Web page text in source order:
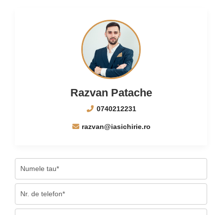
Razvan Patache
0740212231
razvan@iasichirie.ro